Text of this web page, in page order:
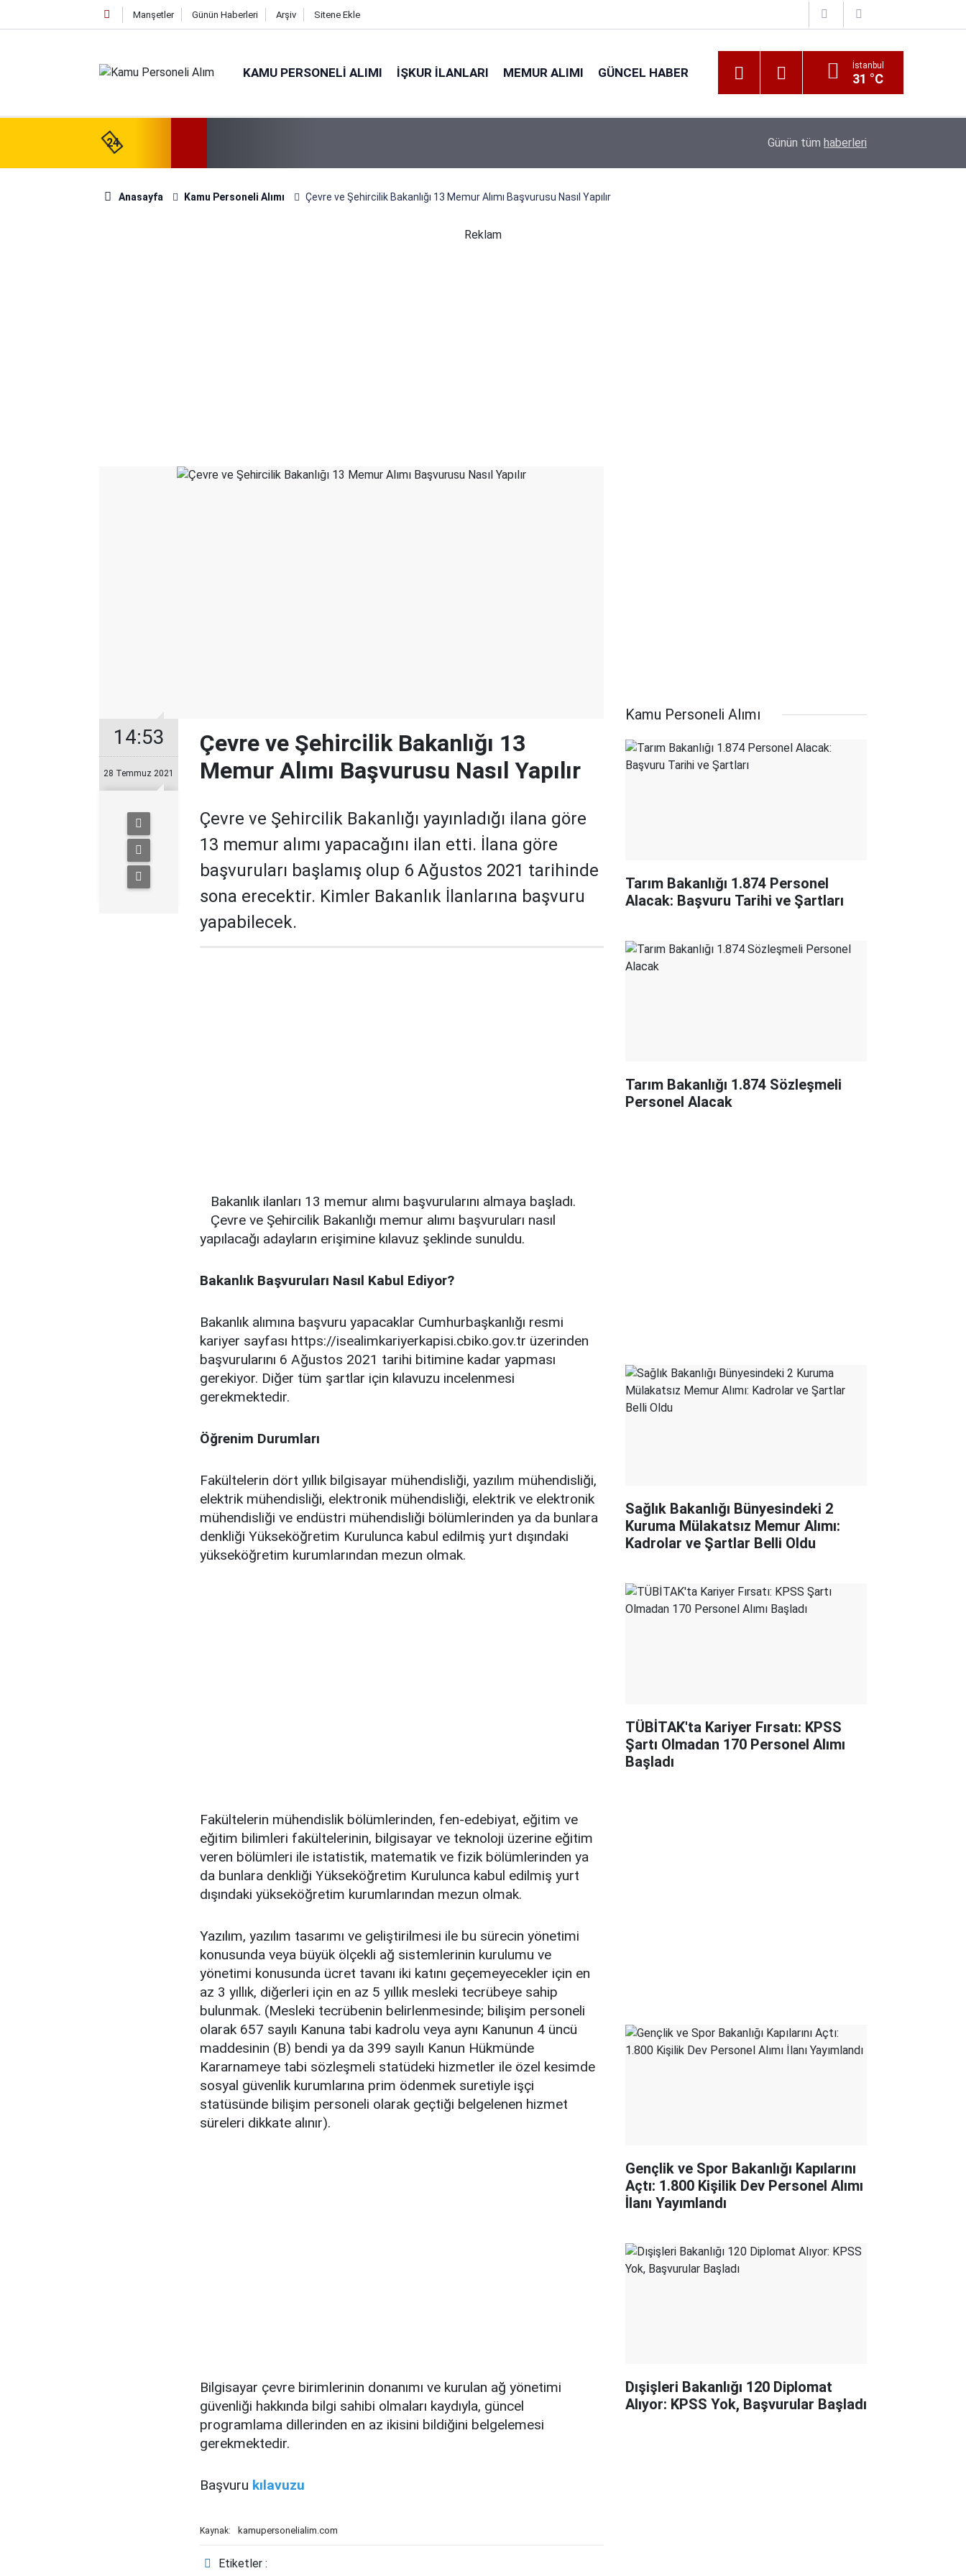
Manşetler Günün Haberleri Arşiv Sitene Ekle
KAMU PERSONELI ALIMI İŞKUR İLANLARI MEMUR ALIMI GÜNCEL HABER İstanbul
31 °C
24 Günün tüm haberleri
Anasayfa Kamu Personeli Alımı Çevre ve Şehircilik Bakanlığı 13 Memur Alımı Başvurusu Nasıl Yapılır
Reklam
14:53
28 Temmuz 2021
Çevre ve Şehircilik Bakanlığı 13
Memur Alımı Başvurusu Nasıl Yapılır
Çevre ve Şehircilik Bakanlığı yayınladığı ilana göre
13 memur alımı yapacağını ilan etti. İlana göre
başvuruları başlamış olup 6 Ağustos 2021 tarihinde
sona erecektir. Kimler Bakanlık İlanlarına başvuru
yapabilecek.
Bakanlık ilanları 13 memur alımı başvurularını almaya başladı.
Çevre ve Şehircilik Bakanlığı memur alımı başvuruları nasıl
yapılacağı adayların erişimine kılavuz şeklinde sunuldu.
Bakanlık Başvuruları Nasıl Kabul Ediyor?
Bakanlık alımına başvuru yapacaklar Cumhurbaşkanlığı resmi
kariyer sayfası https://isealimkariyerkapisi.cbiko.gov.tr üzerinden
başvurularını 6 Ağustos 2021 tarihi bitimine kadar yapması
gerekiyor. Diğer tüm şartlar için kılavuzu incelenmesi
gerekmektedir.
Öğrenim Durumları
Fakültelerin dört yıllık bilgisayar mühendisliği, yazılım mühendisliği,
elektrik mühendisliği, elektronik mühendisliği, elektrik ve elektronik
mühendisliği ve endüstri mühendisliği bölümlerinden ya da bunlara
denkliği Yükseköğretim Kurulunca kabul edilmiş yurt dışındaki
yükseköğretim kurumlarından mezun olmak.
Fakültelerin mühendislik bölümlerinden, fen-edebiyat, eğitim ve
eğitim bilimleri fakültelerinin, bilgisayar ve teknoloji üzerine eğitim
veren bölümleri ile istatistik, matematik ve fizik bölümlerinden ya
da bunlara denkliği Yükseköğretim Kurulunca kabul edilmiş yurt
dışındaki yükseköğretim kurumlarından mezun olmak.
Yazılım, yazılım tasarımı ve geliştirilmesi ile bu sürecin yönetimi
konusunda veya büyük ölçekli ağ sistemlerinin kurulumu ve
yönetimi konusunda ücret tavanı iki katını geçemeyecekler için en
az 3 yıllık, diğerleri için en az 5 yıllık mesleki tecrübeye sahip
bulunmak. (Mesleki tecrübenin belirlenmesinde; bilişim personeli
olarak 657 sayılı Kanuna tabi kadrolu veya aynı Kanunun 4 üncü
maddesinin (B) bendi ya da 399 sayılı Kanun Hükmünde
Kararnameye tabi sözleşmeli statüdeki hizmetler ile özel kesimde
sosyal güvenlik kurumlarına prim ödenmek suretiyle işçi
statüsünde bilişim personeli olarak geçtiği belgelenen hizmet
süreleri dikkate alınır).
Bilgisayar çevre birimlerinin donanımı ve kurulan ağ yönetimi
güvenliği hakkında bilgi sahibi olmaları kaydıyla, güncel
programlama dillerinden en az ikisini bildiğini belgelemesi
gerekmektedir.
Başvuru kılavuzu
Kaynak: kamupersonelialim.com
Etiketler :
Kamu Personeli Alımı
Tarım Bakanlığı 1.874 Personel
Alacak: Başvuru Tarihi ve Şartları
Tarım Bakanlığı 1.874 Sözleşmeli
Personel Alacak
Sağlık Bakanlığı Bünyesindeki 2
Kuruma Mülakatsız Memur Alımı:
Kadrolar ve Şartlar Belli Oldu
TÜBİTAK'ta Kariyer Fırsatı: KPSS
Şartı Olmadan 170 Personel Alımı
Başladı
Gençlik ve Spor Bakanlığı Kapılarını
Açtı: 1.800 Kişilik Dev Personel Alımı
İlanı Yayımlandı
Dışişleri Bakanlığı 120 Diplomat
Alıyor: KPSS Yok, Başvurular Başladı